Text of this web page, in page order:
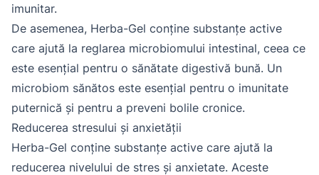
imunitar.
De asemenea, Herba-Gel conține substanțe active
care ajută la reglarea microbiomului intestinal, ceea ce
este esențial pentru o sănătate digestivă bună. Un
microbiom sănătos este esențial pentru o imunitate
puternică și pentru a preveni bolile cronice.
Reducerea stresului și anxietății
Herba-Gel conține substanțe active care ajută la
reducerea nivelului de stres și anxietate. Aceste